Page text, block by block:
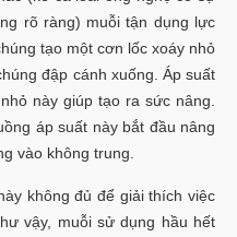
rõ ràng) muỗi tận dụng lực
tạo một cơn lốc xoáy nhỏ
đập cánh xuống. Áp suất
này giúp tạo ra sức nâng.
áp suất này bắt đầu nâng
vào không trung.
không đủ để giải thích việc
vậy, muỗi sử dụng hầu hết